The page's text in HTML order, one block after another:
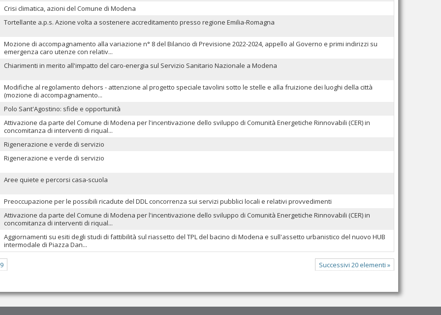
Crisi climatica, azioni del Comune di Modena
Tortellante a.p.s. Azione volta a sostenere accreditamento presso regione Emilia-Romagna
Mozione di accompagnamento alla variazione n° 8 del Bilancio di Previsione 2022-2024, appello al Governo e primi indirizzi su
emergenza caro utenze con relativ...
Chiarimenti in merito all'impatto del caro-energia sul Servizio Sanitario Nazionale a Modena
Modifiche al regolamento dehors - attenzione al progetto speciale tavolini sotto le stelle e alla fruizione dei luoghi della città
(mozione di accompagnamento...
Polo Sant'Agostino: sfide e opportunità
Attivazione da parte del Comune di Modena per l'incentivazione dello sviluppo di Comunità Energetiche Rinnovabili (CER) in
concomitanza di interventi di riqual...
Rigenerazione e verde di servizio
Rigenerazione e verde di servizio
Aree quiete e percorsi casa-scuola
Preoccupazione per le possibili ricadute del DDL concorrenza sui servizi pubblici locali e relativi provvedimenti
Attivazione da parte del Comune di Modena per l'incentivazione dello sviluppo di Comunità Energetiche Rinnovabili (CER) in
concomitanza di interventi di riqual...
Aggiornamenti su esiti degli studi di fattibilità sul riassetto del TPL del bacino di Modena e sull'assetto urbanistico del nuovo HUB
intermodale di Piazza Dan...
Successivi 20 elementi »
9